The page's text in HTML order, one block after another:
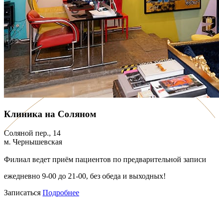
Клиника на Соляном
Соляной пер., 14
м. Чернышевская
Филиал ведет приём пациентов по предварительной записи
ежедневно 9-00 до 21-00, без обеда и выходных!
Записаться Подробнее